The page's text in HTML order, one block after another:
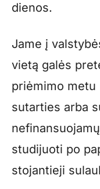
dienos.
Jame į
vietą galės
priėmimo
sutarties arba
studijuoti po
stojantieji